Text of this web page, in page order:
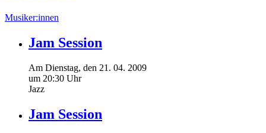
Musiker:innen
Jam Session
Am Dienstag, den 21. 04. 2009
um 20:30 Uhr
Jazz
Jam Session